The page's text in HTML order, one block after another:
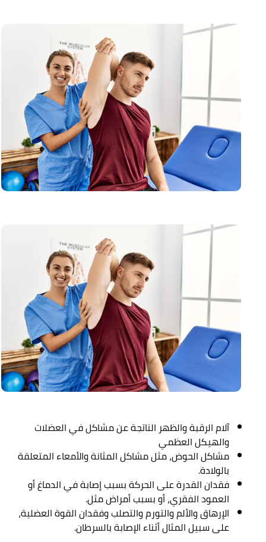
آلام الرقبة والظهر الناتجة عن مشاكل في العضلات
والهيكل العظمي
مشاكل الحوض، مثل مشاكل المثانة والأمعاء المتعلقة
بالولادة.
فقدان القدرة على الحركة بسبب إصابة في الدماغ أو
العمود الفقري، أو بسبب أمراض مثل.
الإرهاق والألم والتورم والتصلب وفقدان القوة العضلية،
على سبيل المثال أثناء الإصابة بالسرطان.